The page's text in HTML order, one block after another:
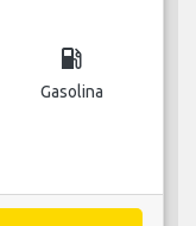
local_gas_station
Gasolina